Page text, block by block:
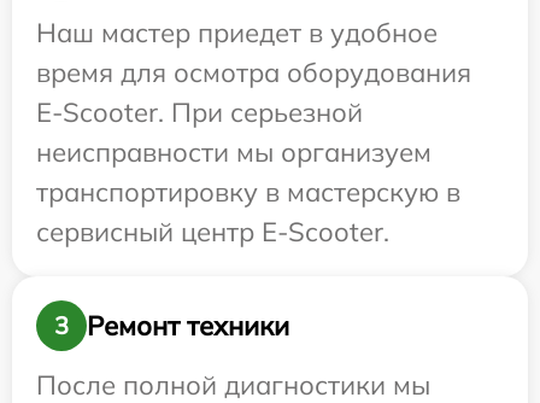
Наш мастер приедет в удобное
время для осмотра оборудования
E-Scooter. При серьезной
неисправности мы организуем
транспортировку в мастерскую в
сервисный центр E-Scooter.
3
Ремонт техники
После полной диагностики мы